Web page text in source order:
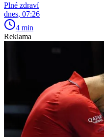
Plné zdraví
dnes, 07:26
4 min
Reklama